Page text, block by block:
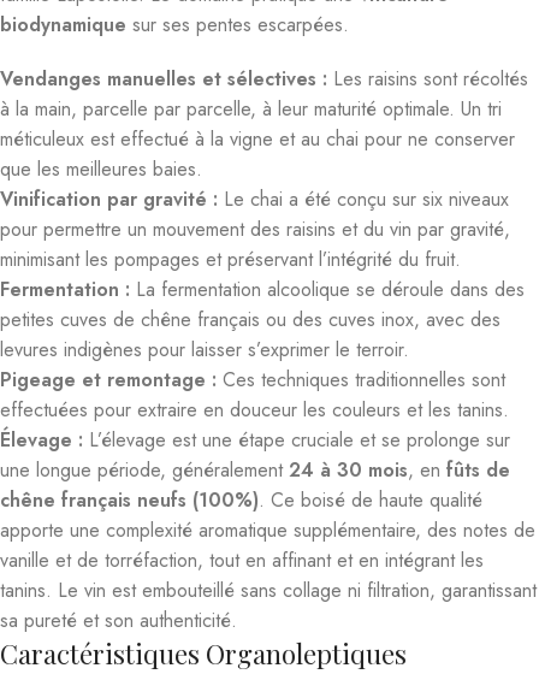
biodynamique sur ses pentes escarpées.
Vendanges manuelles et sélectives : Les raisins sont récoltés
à la main, parcelle par parcelle, à leur maturité optimale. Un tri
méticuleux est effectué à la vigne et au chai pour ne conserver
que les meilleures baies.
Vinification par gravité : Le chai a été conçu sur six niveaux
pour permettre un mouvement des raisins et du vin par gravité,
minimisant les pompages et préservant l’intégrité du fruit.
Fermentation : La fermentation alcoolique se déroule dans des
petites cuves de chêne français ou des cuves inox, avec des
levures indigènes pour laisser s’exprimer le terroir.
Pigeage et remontage : Ces techniques traditionnelles sont
effectuées pour extraire en douceur les couleurs et les tanins.
Élevage : L’élevage est une étape cruciale et se prolonge sur
une longue période, généralement24 à 30 mois, en fûts de
chêne français neufs (100%). Ce boisé de haute qualité
apporte une complexité aromatique supplémentaire, des notes de
vanille et de torréfaction, tout en affinant et en intégrant les
tanins. Le vin est embouteillé sans collage ni filtration, garantissant
sa pureté et son authenticité.
Caractéristiques Organoleptiques